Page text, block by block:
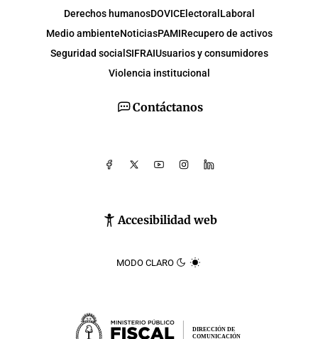
Contáctanos
Accesibilidad web
MODO CLARO
Derechos humanosDOVICElectoral Laboral
Medio ambienteNoticiasPAMIRecupero de activos
Seguridad social SIFRAIUsuarios y consumidores
Violencia institucional
DIRECCIÓN DE
COMUNICACIÓN